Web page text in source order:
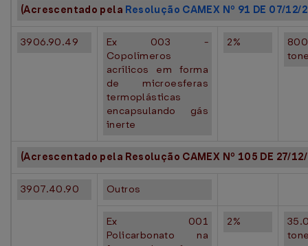
(Acrescentado pela Resolução CAMEX Nº 91 DE 07/12/
3906.90.49
Ex 003 -
Copolímeros
acrílicos em forma
de microesferas
termoplásticas
encapsulando gás
inerte
2%
800
(Acrescentado pela Resolução CAMEX Nº 105 DE 27/
3907.40.90 Outros
Ex 001
Policarbonato na
2%